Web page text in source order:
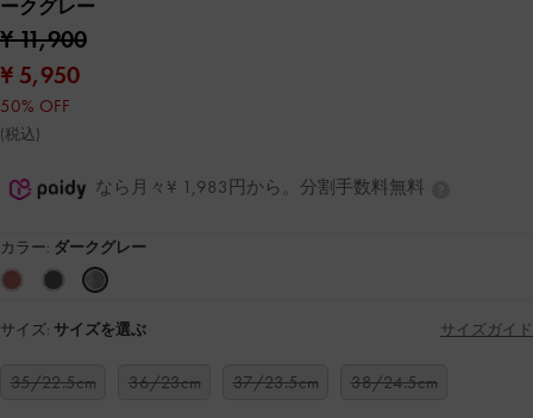
ークグレー
¥ 11,900
¥ 5,950
50% OFF
(税込)
なら月々¥ 1,983円から。分割手数料無料
カラー: ダークグレー
サイズ: サイズを選ぶ サイズガイド
35/22.5cm 36/23cm 37/23.5cm 38/24.5cm